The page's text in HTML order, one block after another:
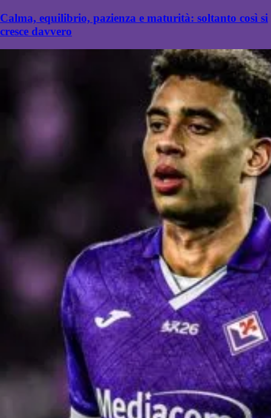
Calma, equilibrio, pazienza e maturità: soltanto così si
cresce davvero